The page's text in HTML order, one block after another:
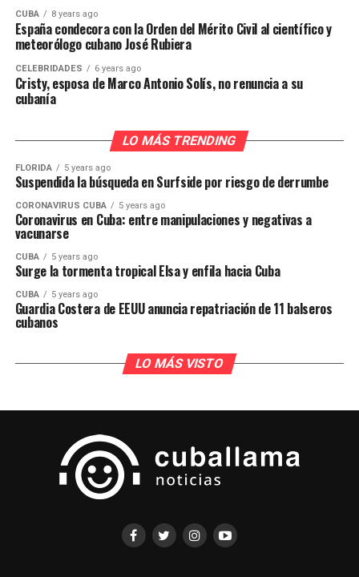
CUBA 8 years ago
España condecora con la Orden del Mérito Civil al científico y
meteorólogo cubano José Rubiera
CELEBRIDADES 6 years ago
Cristy, esposa de Marco Antonio Solís, no renuncia a su
cubanía
LO MÁS TRENDING
FLORIDA 5 years ago
Suspendida la búsqueda en Surfside por riesgo de derrumbe
CORONAVIRUS CUBA 5 years ago
Coronavirus en Cuba: entre manipulaciones y negativas a
vacunarse
CUBA 5 years ago
Surge la tormenta tropical Elsa y enfila hacia Cuba
CUBA 5 years ago
Guardia Costera de EEUU anuncia repatriación de 11 balseros
cubanos
LO MÁS VISTO